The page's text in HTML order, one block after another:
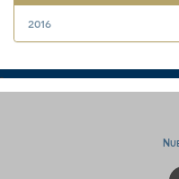
2016